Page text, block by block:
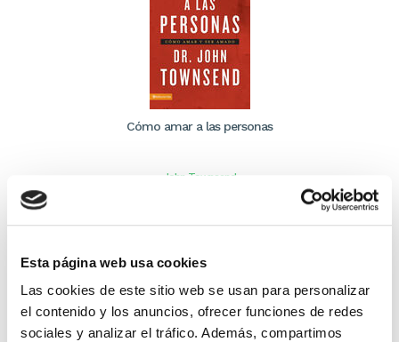
Esta página web usa cookies
Las cookies de este sitio web se usan para personalizar
el contenido y los anuncios, ofrecer funciones de redes
sociales y analizar el tráfico. Además, compartimos
Cómo amar a las personas
John Townsend
Stock: